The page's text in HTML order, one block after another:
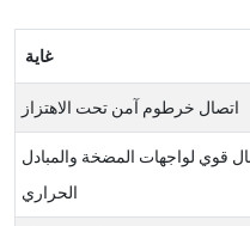
غاية
اتصال خرطوم آمن تحت الاهتزاز
قوي لواجهات المضخة والمبادل
الحراري